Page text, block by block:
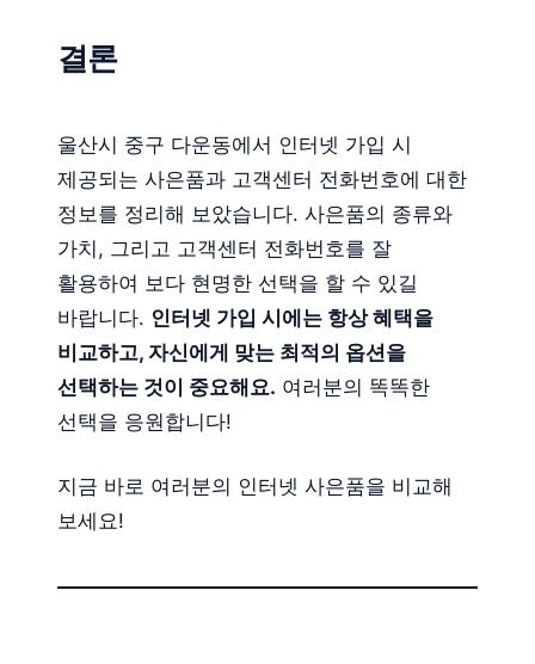
결론
울산시 중구 다운동에서 인터넷 가입 시
제공되는 사은품과 고객센터 전화번호에 대한
정보를 정리해 보았습니다. 사은품의 종류와
가치, 그리고 고객센터 전화번호를 잘
활용하여 보다 현명한 선택을 할 수 있길
바랍니다. 인터넷 가입 시에는 항상 혜택을
비교하고, 자신에게 맞는 최적의 옵션을
선택하는 것이 중요해요. 여러분의 똑똑한
선택을 응원합니다!
지금 바로 여러분의 인터넷 사은품을 비교해
보세요!